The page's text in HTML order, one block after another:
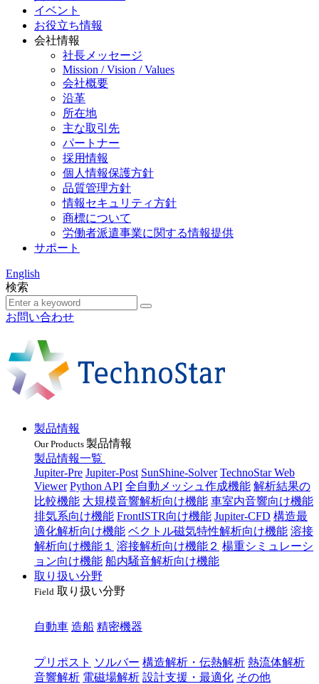
イベント
お役立ち情報
会社情報
社長メッセージ
Mission / Vision / Values
会社概要
沿革
所在地
主な取引先
パートナー
採用情報
個人情報保護方針
品質管理方針
情報セキュリティ方針
商標について
労働者派遣事業に関する情報提供
サポート
English
検索
お問い合わせ
製品情報
Our Products 製品情報
製品情報一覧
Jupiter-Pre Jupiter-Post SunShine-Solver TechnoStar Web
Viewer Python API 全自動メッシュ作成機能 解析結果の
比較機能 大規模音響解析向け機能 車室内音響向け機能
排気系向け機能 FrontISTR向け機能 Jupiter-CFD 構造最
適化解析向け機能 ベクトル磁気特性解析向け機能 溶接
解析向け機能１
溶接解析向け機能２ 楊重シミュレーシ
ョン向け機能 船内騒音解析向け機能
取り扱い分野
Field 取り扱い分野
自動車 造船 精密機器
プリポスト ソルバー 構造解析・伝熱解析 熱流体解析
音響解析 電磁場解析 設計支援・最適化 その他